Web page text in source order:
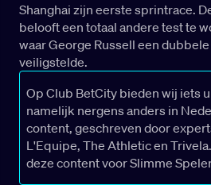
Shanghai zijn eerste sprintrace.
belooft een totaal andere test te
waar George Russell een
veiligstelde.
Op Club BetCity bieden wij iets
namelijk nergens anders in
content, geschreven door
L'Equipe, The Athletic en
deze content voor Slimme